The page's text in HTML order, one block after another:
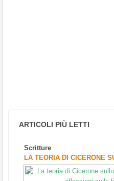
ARTICOLI PIÙ LETTI
Scritture
LA TEORIA DI CICERONE